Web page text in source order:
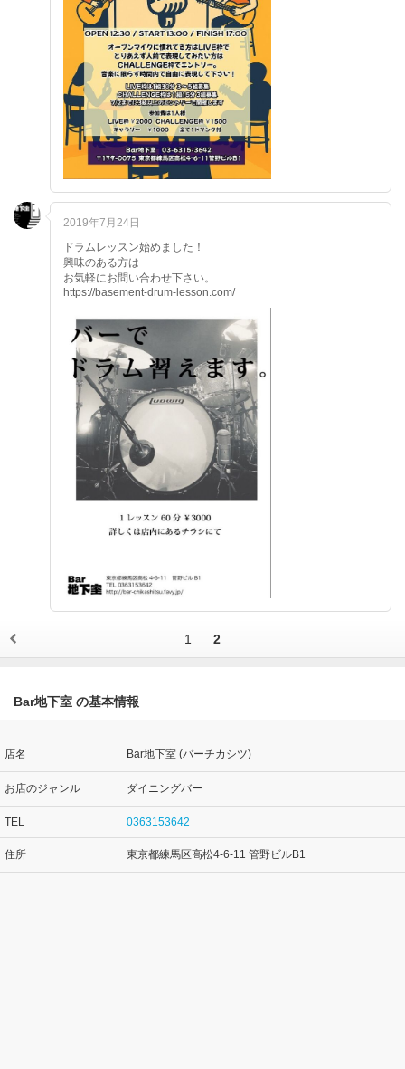
2019年7月24日
ドラムレッスン始めました！
興味のある方は
お気軽にお問い合わせ下さい。
https://basement-drum-lesson.com/
1 2
Bar地下室 の基本情報
店名 Bar地下室 (バーチカシツ)
お店のジャンル ダイニングバー
TEL 0363153642
住所 東京都練馬区高松4-6-11 管野ビルB1